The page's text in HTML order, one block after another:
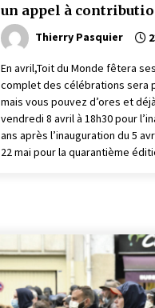
un appel à
Thierry Pasquier
En avril,Toit du Monde fêtera
complet des célébrations sera
mais vous pouvez d’ores et
vendredi 8 avril à 18h30 pour
ans après l’inauguration du 5
22 mai pour la quarantième